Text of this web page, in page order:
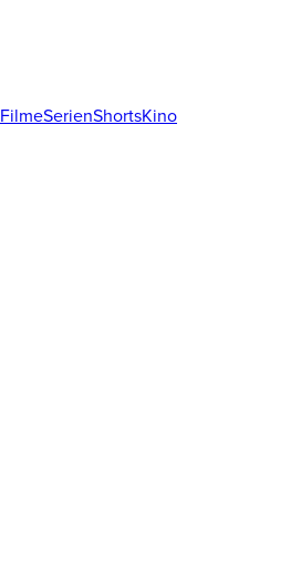
FilmeSerienShortsKino